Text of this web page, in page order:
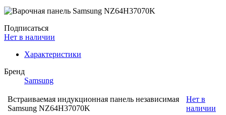
Подписаться
Нет в наличии
Характеристики
Бренд
Samsung
Встраиваемая индукционная панель независимая
Samsung NZ64H37070K
Нет в
наличии